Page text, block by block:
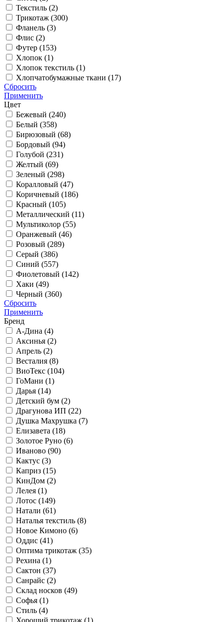
Текстиль (2)
Трикотаж (300)
Фланель (3)
Флис (2)
Футер (153)
Хлопок (1)
Хлопок текстиль (1)
Хлопчатобумажные ткани (17)
Сбросить
Применить
Цвет
Бежевый (240)
Белый (358)
Бирюзовый (68)
Бордовый (94)
Голубой (231)
Желтый (69)
Зеленый (298)
Коралловый (47)
Коричневый (186)
Красный (105)
Металлический (11)
Мультиколор (55)
Оранжевый (46)
Розовый (289)
Серый (386)
Синий (557)
Фиолетовый (142)
Хаки (49)
Черный (360)
Сбросить
Применить
Бренд
А-Дина (4)
Аксинья (2)
Апрель (2)
Весталия (8)
ВиоТекс (104)
ГоМани (1)
Дарья (14)
Детский бум (2)
Драгунова ИП (22)
Душка Махрушка (7)
Елизавета (18)
Золотое Руно (6)
Иваново (90)
Кактус (3)
Каприз (15)
КинДом (2)
Лелея (1)
Лотос (149)
Натали (61)
Наталья текстиль (8)
Новое Кимоно (6)
Оддис (41)
Оптима трикотаж (35)
Рехина (1)
Сактон (37)
Санрайс (2)
Склад носков (49)
Софья (1)
Стиль (4)